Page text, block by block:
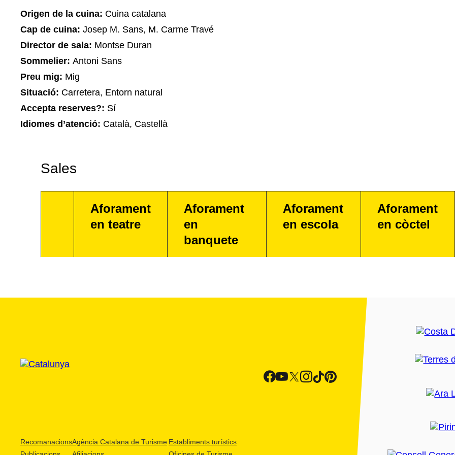
Origen de la cuina: Cuina catalana
Cap de cuina: Josep M. Sans, M. Carme Travé
Director de sala: Montse Duran
Sommelier: Antoni Sans
Preu mig: Mig
Situació: Carretera, Entorn natural
Accepta reserves?: Sí
Idiomes d’atenció: Català, Castellà
Sales
Aforament
en teatre
Aforament
en
banquete
Aforament
en escola
Aforament
en còctel
RecomanacionsAgència Catalana de Turisme Establiments turístics